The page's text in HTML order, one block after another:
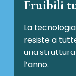
Fruibili
La
resiste a
una
l’anno.